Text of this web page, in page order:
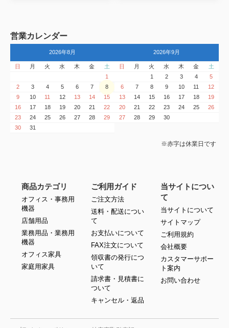
営業カレンダー
2026年8月
日 月 火 水 木 金
土
1
2
3 4 5 6 7
8
9
10 11 12 13 14
15
16
17 18 19 20 21
22
23
24 25 26 27 28
29
30
31
2026年9月
日 月 火 水 木 金
土
1
2 3 4
5
6
7 8 9 10 11
12
13
14 15 16 17 18
19
20
21 22 23 24 25
26
27
28 29 30
※赤字は休業日です
商品カテゴリ
オフィス・事務用
機器
店舗用品
業務用品・業務用
機器
オフィス家具
家庭用家具
ご利用ガイド
ご注文方法
送料・配送につい
て
お支払いについて
FAX注文について
領収書の発行につ
いて
請求書・見積書に
ついて
キャンセル・返品
当サイトについ
て
当サイトについて
サイトマップ
ご利用規約
会社概要
カスタマーサポー
ト案内
お問い合わせ